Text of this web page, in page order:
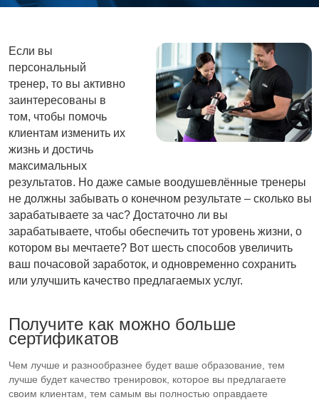
Если вы
персональный
тренер, то вы активно
заинтересованы в
том, чтобы помочь
клиентам изменить их
жизнь и достичь
максимальных
результатов. Но даже самые воодушевлённые тренеры
не должны забывать о конечном результате – сколько вы
зарабатываете за час? Достаточно ли вы
зарабатываете, чтобы обеспечить тот уровень жизни, о
котором вы мечтаете? Вот шесть способов увеличить
ваш почасовой заработок, и одновременно сохранить
или улучшить качество предлагаемых услуг.
Получите как можно больше
сертификатов
Чем лучше и разнообразнее будет ваше образование, тем
лучше будет качество тренировок, которое вы предлагаете
своим клиентам, тем самым вы полностью оправдаете